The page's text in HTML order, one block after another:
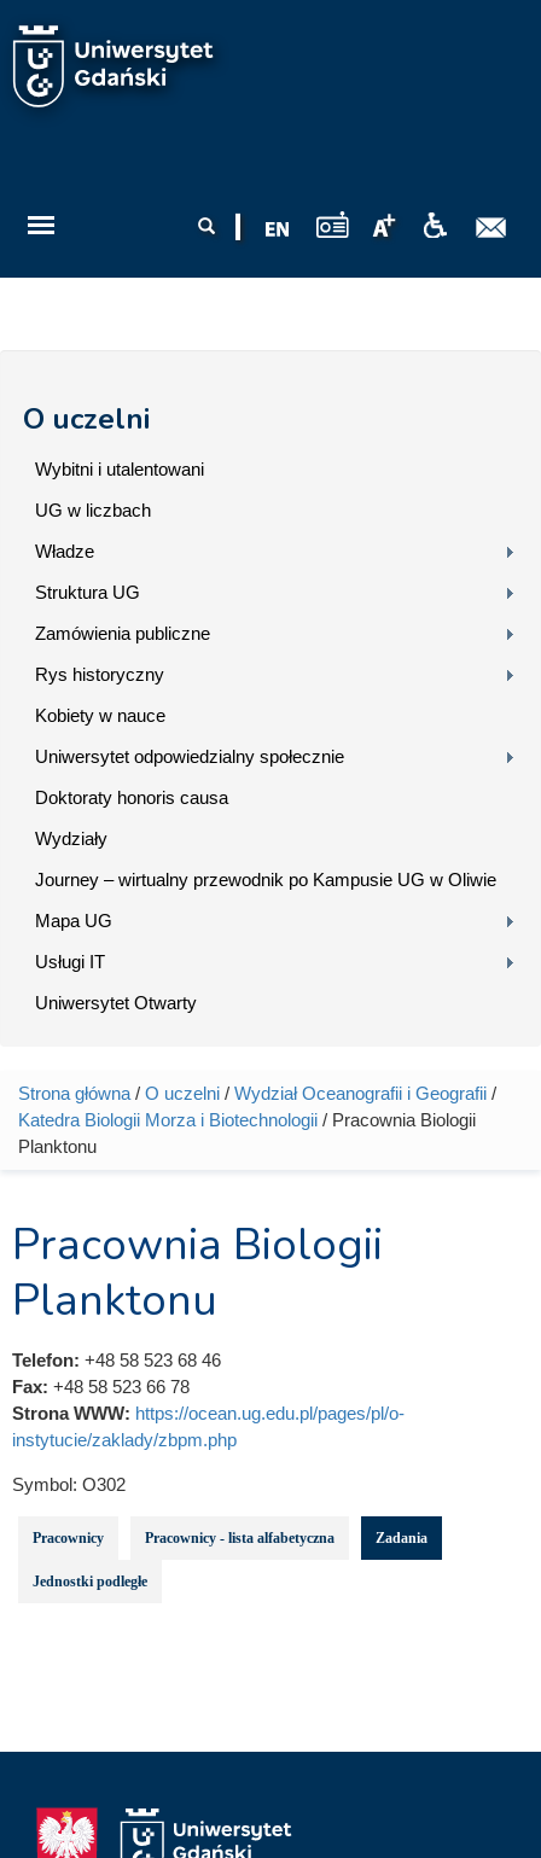
wyszukiwania
O uczelni
Wybitni i utalentowani
UG w liczbach
Władze
Struktura UG
Zamówienia publiczne
Rys historyczny
Kobiety w nauce
Uniwersytet odpowiedzialny społecznie
Doktoraty honoris causa
Wydziały
Journey – wirtualny przewodnik po Kampusie UG w Oliwie
Mapa UG
Usługi IT
Uniwersytet Otwarty
Jesteś tutaj
Strona główna / O uczelni / Wydział Oceanografii i Geografii /
Katedra Biologii Morza i Biotechnologii / Pracownia Biologii
Planktonu
Pracownia Biologii
Planktonu
Telefon: +48 58 523 68 46
Fax: +48 58 523 66 78
Strona WWW: https://ocean.ug.edu.pl/pages/pl/o-
instytucie/zaklady/zbpm.php
Symbol: O302
Pracownicy Pracownicy - lista alfabetyczna Zadania
Jednostki podległe